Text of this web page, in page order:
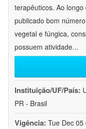
terapêuticos. Ao
publicado bom
vegetal e fúngica,
possuem atividade...
Instituição/UF/País:
PR - Brasil
Vigência: Tue Dec 05